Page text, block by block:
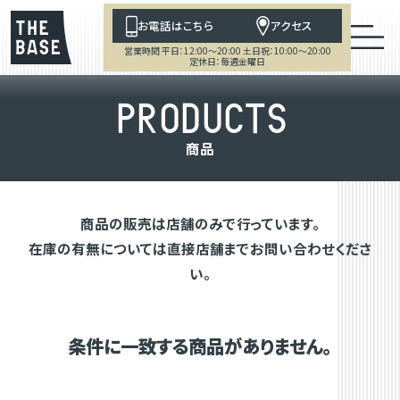
お電話はこちら アクセス
営業時間 平日：12:00～20:00 土日祝：10:00～20:00
定休日：毎週金曜日
PRODUCTS
商品
商品の販売は店舗のみで行っています。
在庫の有無については直接店舗までお問い合わせくださ
い。
条件に一致する商品がありません。